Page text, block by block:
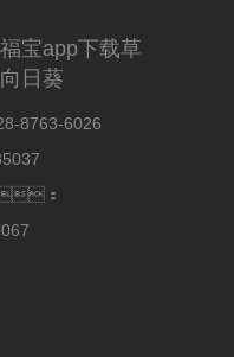
宝app下载草
日葵
8763-6026
：